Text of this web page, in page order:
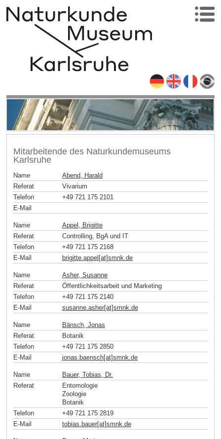
Mitarbeitende des Naturkundemuseums
Karlsruhe
Name
Abend, Harald
Referat
Vivarium
Telefon
+49 721 175 2101
E-Mail
Name
Appel, Brigitte
Referat
Controlling, BgA und IT
Telefon
+49 721 175 2168
E-Mail
brigitte.appel[at]smnk.de
Name
Asher, Susanne
Referat
Öffentlichkeitsarbeit und Marketing
Telefon
+49 721 175 2140
E-Mail
susanne.asher[at]smnk.de
Name
Bänsch, Jonas
Referat
Botanik
Telefon
+49 721 175 2850
E-Mail
jonas.baensch[at]smnk de
Name
Bauer, Tobias, Dr.
Referat
Entomologie
Zoologie
Botanik
Telefon
+49 721 175 2819
E-Mail
tobias.bauer[at]smnk de